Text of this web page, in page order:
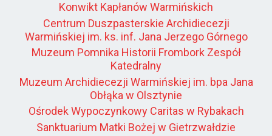
Konwikt Kapłanów Warmińskich
Centrum Duszpasterskie Archidiecezji
Warmińskiej im. ks. inf. Jana Jerzego Górnego
Muzeum Pomnika Historii Frombork Zespół
Katedralny
Muzeum Archidiecezji Warmińskiej im. bpa Jana
Obłąka w Olsztynie
Ośrodek Wypoczynkowy Caritas w Rybakach
Sanktuarium Matki Bożej w Gietrzwałdzie